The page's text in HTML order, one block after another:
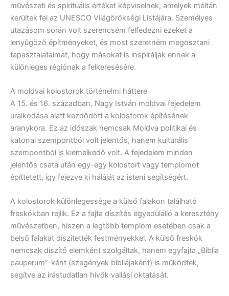
művészeti és spirituális értéket képviselnek, amelyek méltán
kerültek fel az UNESCO Világörökségi Listájára. Személyes
utazásom során volt szerencsém felfedezni ezeket a
lenyűgöző építményeket, és most szeretném megosztani
tapasztalataimat, hogy másokat is inspiráljak ennek a
különleges régiónak a felkeresésére.
A moldvai kolostorok történelmi háttere
A 15. és 16. században, Nagy István moldvai fejedelem
uralkodása alatt kezdődött a kolostorok építésének
aranykora. Ez az időszak nemcsak Moldva politikai és
katonai szempontból volt jelentős, hanem kulturális
szempontból is kiemelkedő volt. A fejedelem minden
jelentős csata után egy-egy kolostort vagy templomot
építtetett, így fejezve ki háláját az isteni segítségért.
A kolostorok különlegessége a külső falakon található
freskókban rejlik. Ez a fajta díszítés egyedülálló a keresztény
művészetben, hiszen a legtöbb templom esetében csak a
belső falakat díszítették festményekkel. A külső freskók
nemcsak díszítő elemként szolgáltak, hanem egyfajta „Biblia
pauperum”-ként (szegények bibliájaként) is működtek,
segítve az írástudatlan hívők vallási oktatását.